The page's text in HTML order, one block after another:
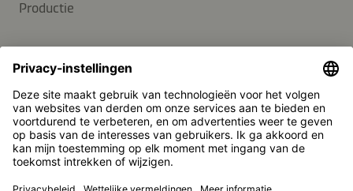
Productie
SUPPORT
Contact
FAQ
Media